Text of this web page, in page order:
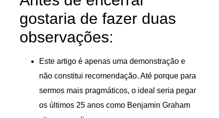
gostaria de fazer duas
observações:
Este artigo é apenas uma demonstração e
não constitui recomendação. Até porque para
sermos mais pragmáticos, o ideal seria pegar
os últimos 25 anos como Benjamin Graham